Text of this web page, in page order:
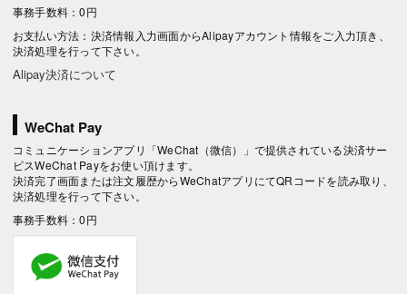
事務手数料：0円
お支払い方法：決済情報入力画面からAlipayアカウント情報をご入力頂き、
決済処理を行って下さい。
Alipay決済について
WeChat Pay
コミュニケーションアプリ「WeChat（微信）」で提供されている決済サー
ビスWeChat Payをお使い頂けます。
決済完了画面または注文履歴からWeChatアプリにてQRコードを読み取り、
決済処理を行って下さい。
事務手数料：0円